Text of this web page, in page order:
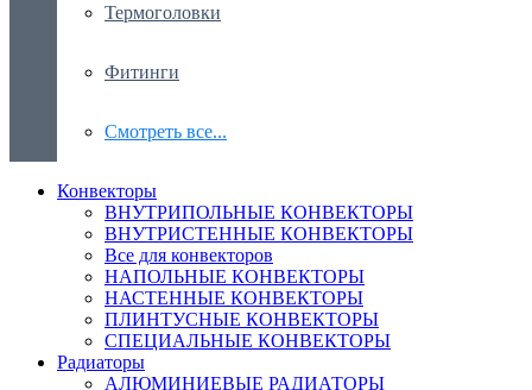
Термоголовки
Фитинги
Смотреть все...
Конвекторы
ВНУТРИПОЛЬНЫЕ КОНВЕКТОРЫ
ВНУТРИСТЕННЫЕ КОНВЕКТОРЫ
Все для конвекторов
НАПОЛЬНЫЕ КОНВЕКТОРЫ
НАСТЕННЫЕ КОНВЕКТОРЫ
ПЛИНТУСНЫЕ КОНВЕКТОРЫ
СПЕЦИАЛЬНЫЕ КОНВЕКТОРЫ
Радиаторы
АЛЮМИНИЕВЫЕ РАДИАТОРЫ